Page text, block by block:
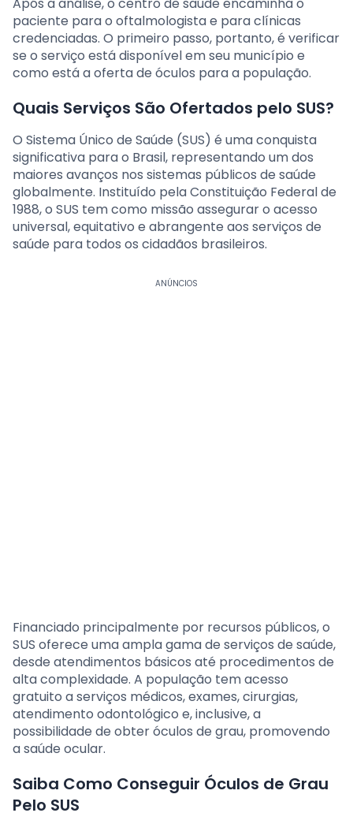
paciente para o oftalmologista e para clínicas
credenciadas. O primeiro passo, portanto, é verificar
se o serviço está disponível em seu município e
como está a oferta de óculos para a população.
Quais Serviços São Ofertados pelo SUS?
O Sistema Único de Saúde (SUS) é uma conquista
significativa para o Brasil, representando um dos
maiores avanços nos sistemas públicos de saúde
globalmente. Instituído pela Constituição Federal de
1988, o SUS tem como missão assegurar o acesso
universal, equitativo e abrangente aos serviços de
saúde para todos os cidadãos brasileiros.
ANÚNCIOS
Financiado principalmente por recursos públicos, o
SUS oferece uma ampla gama de serviços de saúde,
desde atendimentos básicos até procedimentos de
alta complexidade. A população tem acesso
gratuito a serviços médicos, exames, cirurgias,
atendimento odontológico e, inclusive, a
possibilidade de obter óculos de grau, promovendo
a saúde ocular.
Saiba Como Conseguir Óculos de Grau
Pelo SUS